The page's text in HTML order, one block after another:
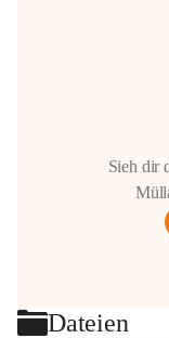
Sieh dir
Dateien